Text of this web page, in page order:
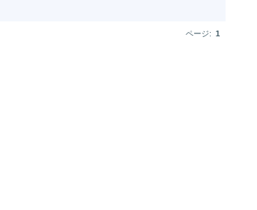
ページ: 1